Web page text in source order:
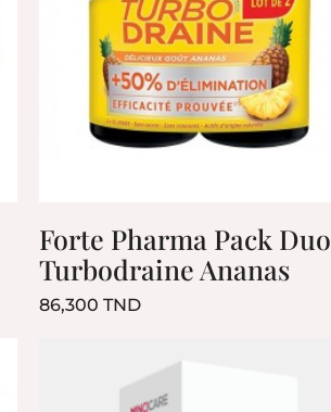
Forte Pharma Pack Duo
Turbodraine Ananas
86,300 TNDPrix